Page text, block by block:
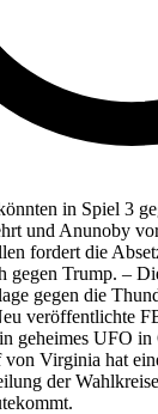
in Spiel 3
und Anunoby
fordert die
gegen Trump. –
gegen die
veröffentlichte
geheimes UFO
von Virginia hat
der